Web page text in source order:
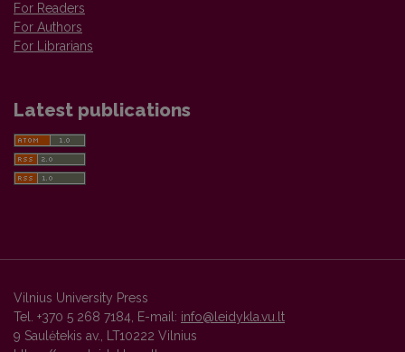
For Readers
For Authors
For Librarians
Latest publications
Vilnius University Press
Tel. +370 5 268 7184, E-mail: info@leidykla.vu.lt
9 Saulėtekis av., LT10222 Vilnius